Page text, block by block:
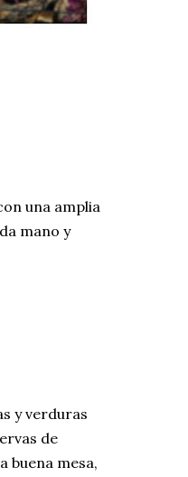
una amplia
mano y
y verduras
de
buena mesa,